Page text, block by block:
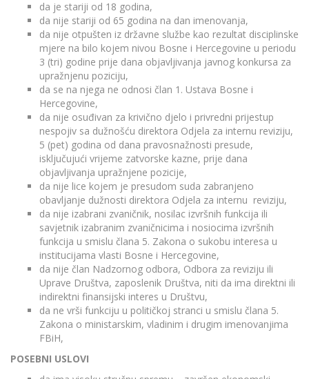
da je stariji od 18 godina,
da nije stariji od 65 godina na dan imenovanja,
da nije otpušten iz državne službe kao rezultat disciplinske
mjere na bilo kojem nivou Bosne i Hercegovine u periodu
3 (tri) godine prije dana objavljivanja javnog konkursa za
upražnjenu poziciju,
da se na njega ne odnosi član 1. Ustava Bosne i
Hercegovine,
da nije osuđivan za krivično djelo i privredni prijestup
nespojiv sa dužnošću direktora Odjela za internu reviziju,
5 (pet) godina od dana pravosnažnosti presude,
isključujući vrijeme zatvorske kazne, prije dana
objavljivanja upražnjene pozicije,
da nije lice kojem je presudom suda zabranjeno
obavljanje dužnosti direktora Odjela za internu reviziju,
da nije izabrani zvaničnik, nosilac izvršnih funkcija ili
savjetnik izabranim zvaničnicima i nosiocima izvršnih
funkcija u smislu člana 5. Zakona o sukobu interesa u
institucijama vlasti Bosne i Hercegovine,
da nije član Nadzornog odbora, Odbora za reviziju ili
Uprave Društva, zaposlenik Društva, niti da ima direktni ili
indirektni finansijski interes u Društvu,
da ne vrši funkciju u političkoj stranci u smislu člana 5.
Zakona o ministarskim, vladinim i drugim imenovanjima
FBiH,
POSEBNI USLOVI